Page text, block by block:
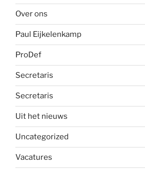
Over ons
Paul Eijkelenkamp
ProDef
Secretaris
Secretaris
Uit het nieuws
Uncategorized
Vacatures